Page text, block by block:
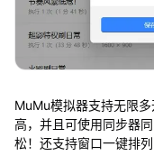
MuMu模拟器支持无限
高，并且可使用同步器
松！还支持窗口一键排列